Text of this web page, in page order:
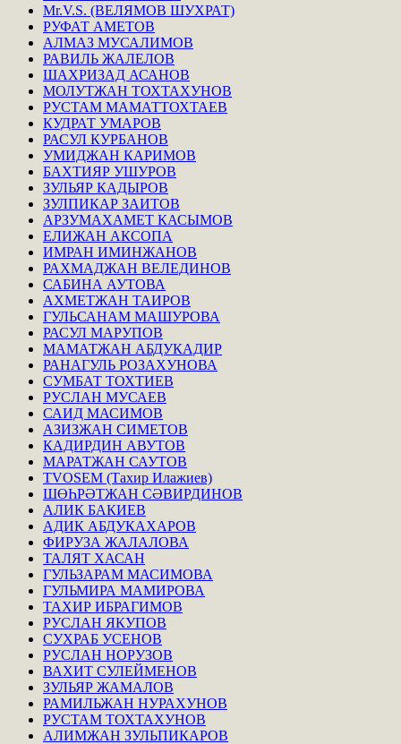
Mr.V.S. (ВЕЛЯМОВ ШУХРАТ)
РУФАТ АМЕТОВ
АЛМАЗ МУСАЛИМОВ
РАВИЛЬ ЖАЛЕЛОВ
ШАХРИЗАД АСАНОВ
МОЛУТЖАН ТОХТАХУНОВ
РУСТАМ МАМАТТОХТАЕВ
КУДРАТ УМАРОВ
РАСУЛ КУРБАНОВ
УМИДЖАН КАРИМОВ
БАХТИЯР УШУРОВ
ЗУЛЬЯР КАДЫРОВ
ЗУЛПИКАР ЗАИТОВ
АРЗУМАХАМЕТ КАСЫМОВ
ЕЛИЖАН АКСОПА
ИМРАН ИМИНЖАНОВ
РАХМАДЖАН ВЕЛЕДИНОВ
САБИНА АУТОВА
АХМЕТЖАН ТАИРОВ
ГУЛЬСАНАМ МАШУРОВА
РАСУЛ МАРУПОВ
МАМАТЖАН АБДУКАДИР
РАНАГУЛЬ РОЗАХУНОВА
СУМБАТ ТОХТИЕВ
РУСЛАН МУСАЕВ
САИД МАСИМОВ
АЗИЗЖАН СИМЕТОВ
КАДИРДИН АВУТОВ
МАРАТЖАН САУТОВ
TVOSEM (Тахир Илажиев)
ШӨҺРӘТЖАН СӘВИРДИНОВ
АЛИК БАКИЕВ
АДИК АБДУКАХАРОВ
ФИРУЗА ЖАЛАЛОВА
ТАЛЯТ ХАСАН
ГУЛЬЗАРАМ МАСИМОВА
ГУЛЬМИРА МАМИРОВА
ТАХИР ИБРАГИМОВ
РУСЛАН ЯКУПОВ
СУХРАБ УСЕНОВ
РУСЛАН НОРУЗОВ
ВАХИТ СУЛЕЙМЕНОВ
ЗУЛЬЯР ЖАМАЛОВ
РАМИЛЬЖАН НУРАХУНОВ
РУСТАМ ТОХТАХУНОВ
АЛИМЖАН ЗУЛЬПИКАРОВ